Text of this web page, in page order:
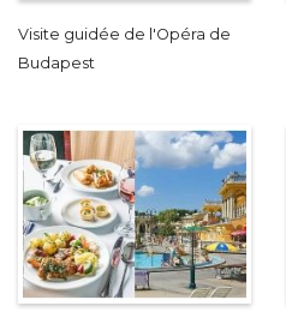
Visite guidée de l'Opéra de
Budapest